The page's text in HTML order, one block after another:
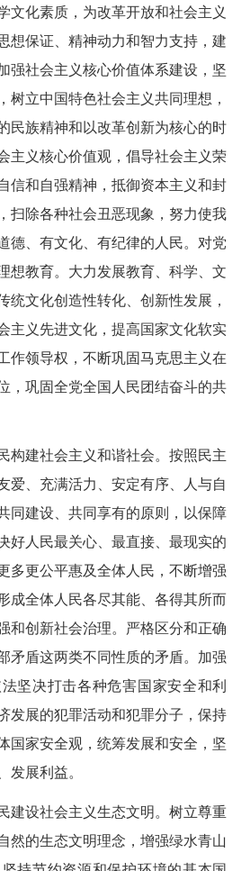
文化素质，为改革开放和社会主义
想保证、精神动力和智力支持，建
强社会主义核心价值体系建设，坚
树立中国特色社会主义共同理想，
民族精神和以改革创新为核心的时
主义核心价值观，倡导社会主义荣
信和自强精神，抵御资本主义和封
扫除各种社会丑恶现象，努力使我
德、有文化、有纪律的人民。对党
想教育。大力发展教育、科学、文
统文化创造性转化、创新性发展，
主义先进文化，提高国家文化软实
作领导权，不断巩固马克思主义在
，巩固全党全国人民团结奋斗的共
构建社会主义和谐社会。按照民主
爱、充满活力、安定有序、人与自
同建设、共同享有的原则，以保障
好人民最关心、最直接、最现实的
多更公平惠及全体人民，不断增强
成全体人民各尽其能、各得其所而
和创新社会治理。严格区分和正确
矛盾这两类不同性质的矛盾。加强
坚决打击各种危害国家安全和利
发展的犯罪活动和犯罪分子，保持
国家安全观，统筹发展和安全，坚
展利益。
建设社会主义生态文明。树立尊重
然的生态文明理念，增强绿水青山